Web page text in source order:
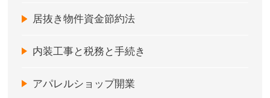
居抜き物件資金節約法
内装工事と税務と手続き
アパレルショップ開業